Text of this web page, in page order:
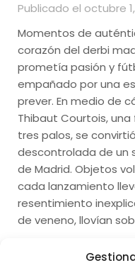
Publicado el octubre
Momentos de
corazón del derbi
prometía pasión y
empañado por una
prever. En medio de
Thibaut Courtois,
tres palos, se
descontrolada de un
de Madrid. Objetos
cada lanzamiento
resentimiento
de veneno, llovían